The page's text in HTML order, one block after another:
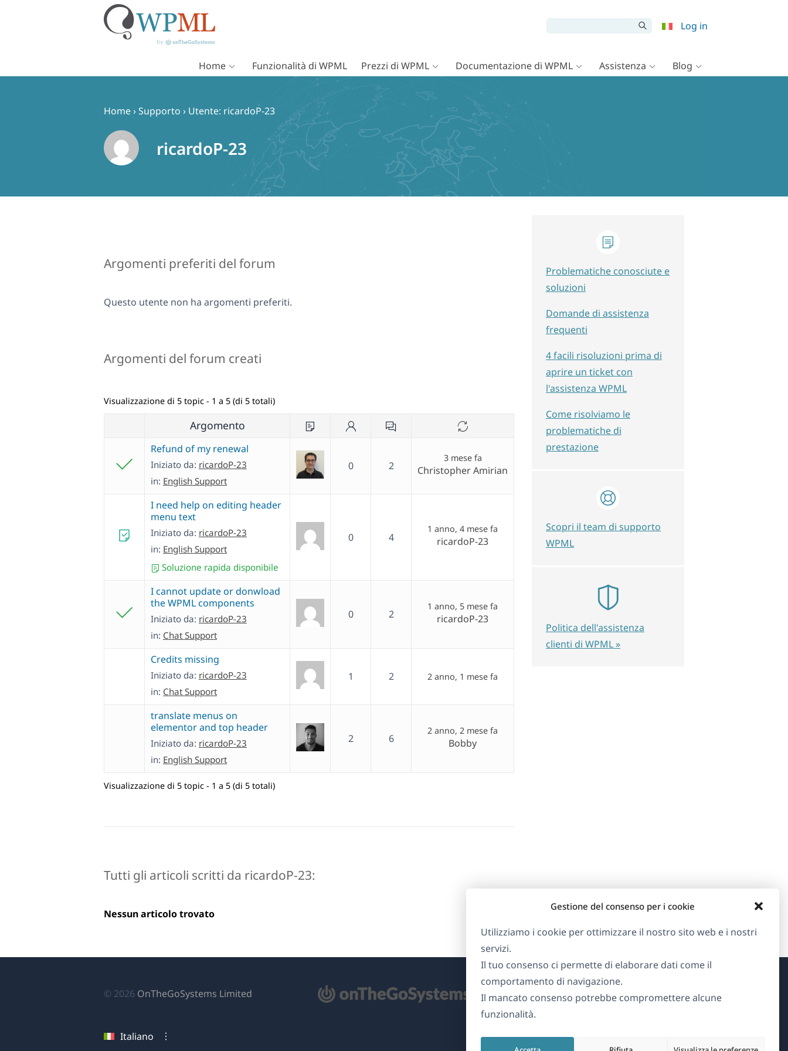
Gestione del consenso per i cookie
Utilizziamo i cookie per ottimizzare il nostro sito web e i nostri
servizi.
Il tuo consenso ci permette di elaborare dati come il
comportamento di navigazione.
Il mancato consenso potrebbe compromettere alcune
funzionalità.
Log in
Home Funzionalità di WPML Prezzi di WPML Documentazione di WPML Assistenza Blog
Home›Supporto › Utente: ricardoP-23
ricardoP-23
Argomenti preferiti del forum
Questo utente non ha argomenti preferiti.
Argomenti del forum creati
Visualizzazione di 5 topic - 1 a 5 (di 5 totali)
Argomento
Refund of my renewal
Iniziato da: ricardoP-23
in: English Support
0 2
3 mese fa
Christopher Amirian
I need help on editing header
menu text
Iniziato da: ricardoP-23
in: English Support
Soluzione rapida disponibile
0 4
1 anno, 4 mese fa
ricardoP-23
I cannot update or donwload
the WPML components
Iniziato da: ricardoP-23
in: Chat Support
0 2
1 anno, 5 mese fa
ricardoP-23
Credits missing
Iniziato da: ricardoP-23
in: Chat Support
1 2 2 anno, 1 mese fa
translate menus on
elementor and top header
Iniziato da: ricardoP-23
in: English Support
2 6
2 anno, 2 mese fa
Bobby
Visualizzazione di 5 topic - 1 a 5 (di 5 totali)
Tutti gli articoli scritti da ricardoP-23:
Nessun articolo trovato
Problematiche conosciute e
soluzioni
Domande di assistenza
frequenti
4 facili risoluzioni prima di
aprire un ticket con
l'assistenza WPML
Come risolviamo le
problematiche di
prestazione
Scopri il team di supporto
WPML
Politica dell'assistenza
clienti di WPML »
© 2026 OnTheGoSystems Limited
Italiano
Informazioni su WPML